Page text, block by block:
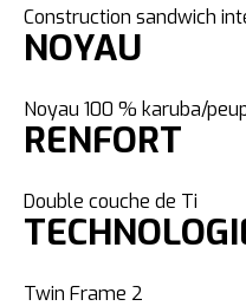
Construction sandwich
NOYAU
Noyau 100 % karuba/
RENFORT
Double couche de Ti
Twin Frame 2